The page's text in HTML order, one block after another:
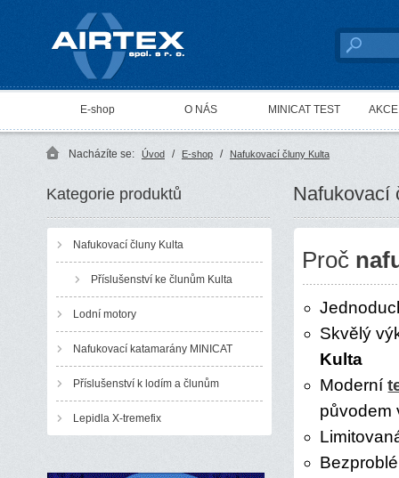
AIRTEX spol. s r. o.
E-shop O NÁS MINICAT TEST
Nacházíte se: Úvod / E-shop / Nafukovací čluny Kulta
Kategorie produktů
Nafukovací čluny Kulta
Příslušenství ke člunům Kulta
Lodní motory
Nafukovací katamarány MINICAT
Příslušenství k lodím a člunům
Lepidla X-tremefix
Nafukovací
Proč
Skvělý
Kulta
Moderní
původem